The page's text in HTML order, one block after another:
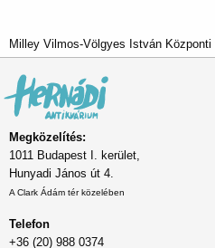
Milley Vilmos-Völgyes István
Megközelítés:
1011 Budapest I. kerület,
Hunyadi János út 4.
A Clark Ádám tér közelében
Telefon
+36 (20) 988 0374